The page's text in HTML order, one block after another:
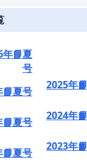
年📘夏
号
📘夏号 2025年
📘夏号 2024年
📘夏号 2023年